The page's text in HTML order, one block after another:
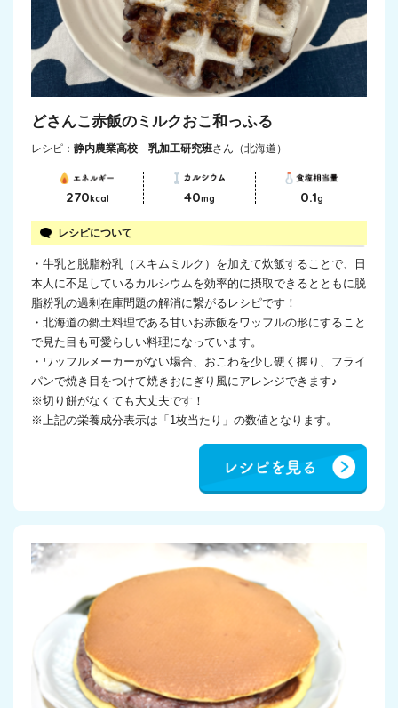
どさんこ赤飯のミルクおこ和っふる
レシピ： 静内農業高校 乳加工研究班さん（北海道）
270kcal 40mg 0.1g
レシピについて
・牛乳と脱脂粉乳（スキムミルク）を加えて炊飯することで、日
本人に不足しているカルシウムを効率的に摂取できるとともに脱
脂粉乳の過剰在庫問題の解消に繋がるレシピです！
・北海道の郷土料理である甘いお赤飯をワッフルの形にすること
で見た目も可愛らしい料理になっています。
・ワッフルメーカーがない場合、おこわを少し硬く握り、フライ
パンで焼き目をつけて焼きおにぎり風にアレンジできます♪
※切り餅がなくても大丈夫です！
※上記の栄養成分表示は「1枚当たり」の数値となります。